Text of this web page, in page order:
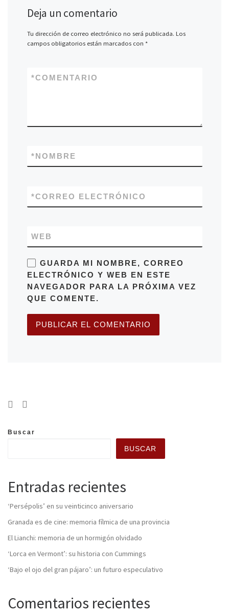
Deja un comentario
Tu dirección de correo electrónico no será publicada. Los
campos obligatorios están marcados con *
COMENTARIO
*
NOMBRE
*
CORREO ELECTRÓNICO
*
WEB
GUARDA MI NOMBRE, CORREO
ELECTRÓNICO Y WEB EN ESTE
NAVEGADOR PARA LA PRÓXIMA VEZ
QUE COMENTE.
Buscar
BUSCAR
Entradas recientes
‘Persépolis’ en su veinticinco aniversario
Granada es de cine: memoria fílmica de una provincia
El Lianchi: memoria de un hormigón olvidado
‘Lorca en Vermont’: su historia con Cummings
‘Bajo el ojo del gran pájaro’: un futuro especulativo
Comentarios recientes